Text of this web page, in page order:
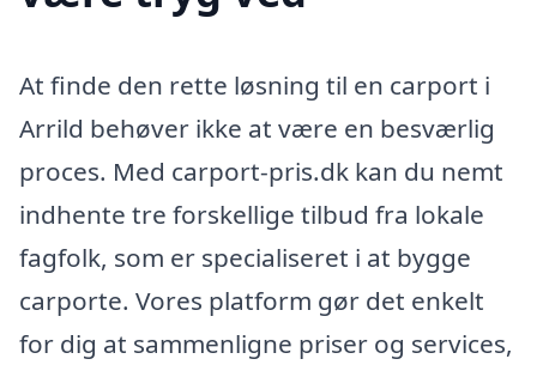
At finde den rette løsning til en carport i
Arrild behøver ikke at være en besværlig
proces. Med carport-pris.dk kan du nemt
indhente tre forskellige tilbud fra lokale
fagfolk, som er specialiseret i at bygge
carporte. Vores platform gør det enkelt
for dig at sammenligne priser og services,